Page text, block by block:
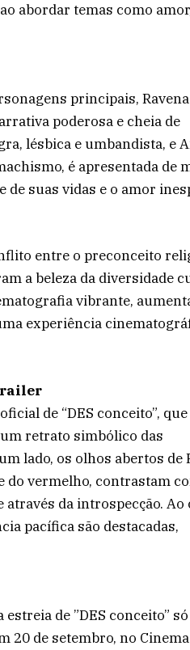
abordar temas como
principais,
poderosa e cheia de
lésbica e umbandista, e
é apresentada de
suas vidas e o amor
entre o preconceito
a beleza da diversidade
vibrante,
experiência
de “DES conceito”, que
retrato simbólico das
lado, os olhos abertos de
do vermelho, contrastam
da introspecção. Ao
pacífica são destacadas,
de ”DES conceito” só
20 de setembro, no